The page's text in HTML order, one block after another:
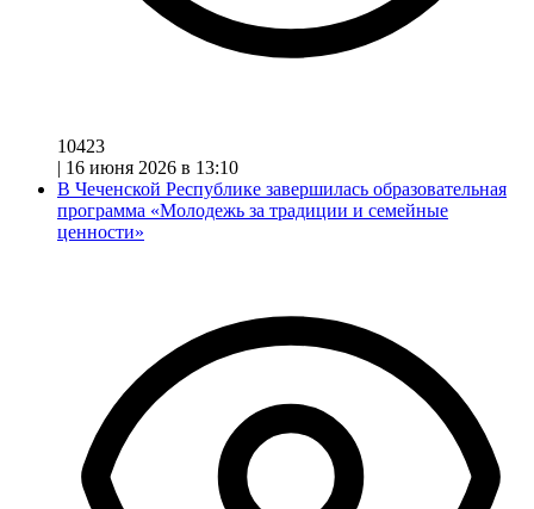
10423
| 16 июня 2026 в 13:10
В Чеченской Республике завершилась образовательная
программа «Молодежь за традиции и семейные
ценности»